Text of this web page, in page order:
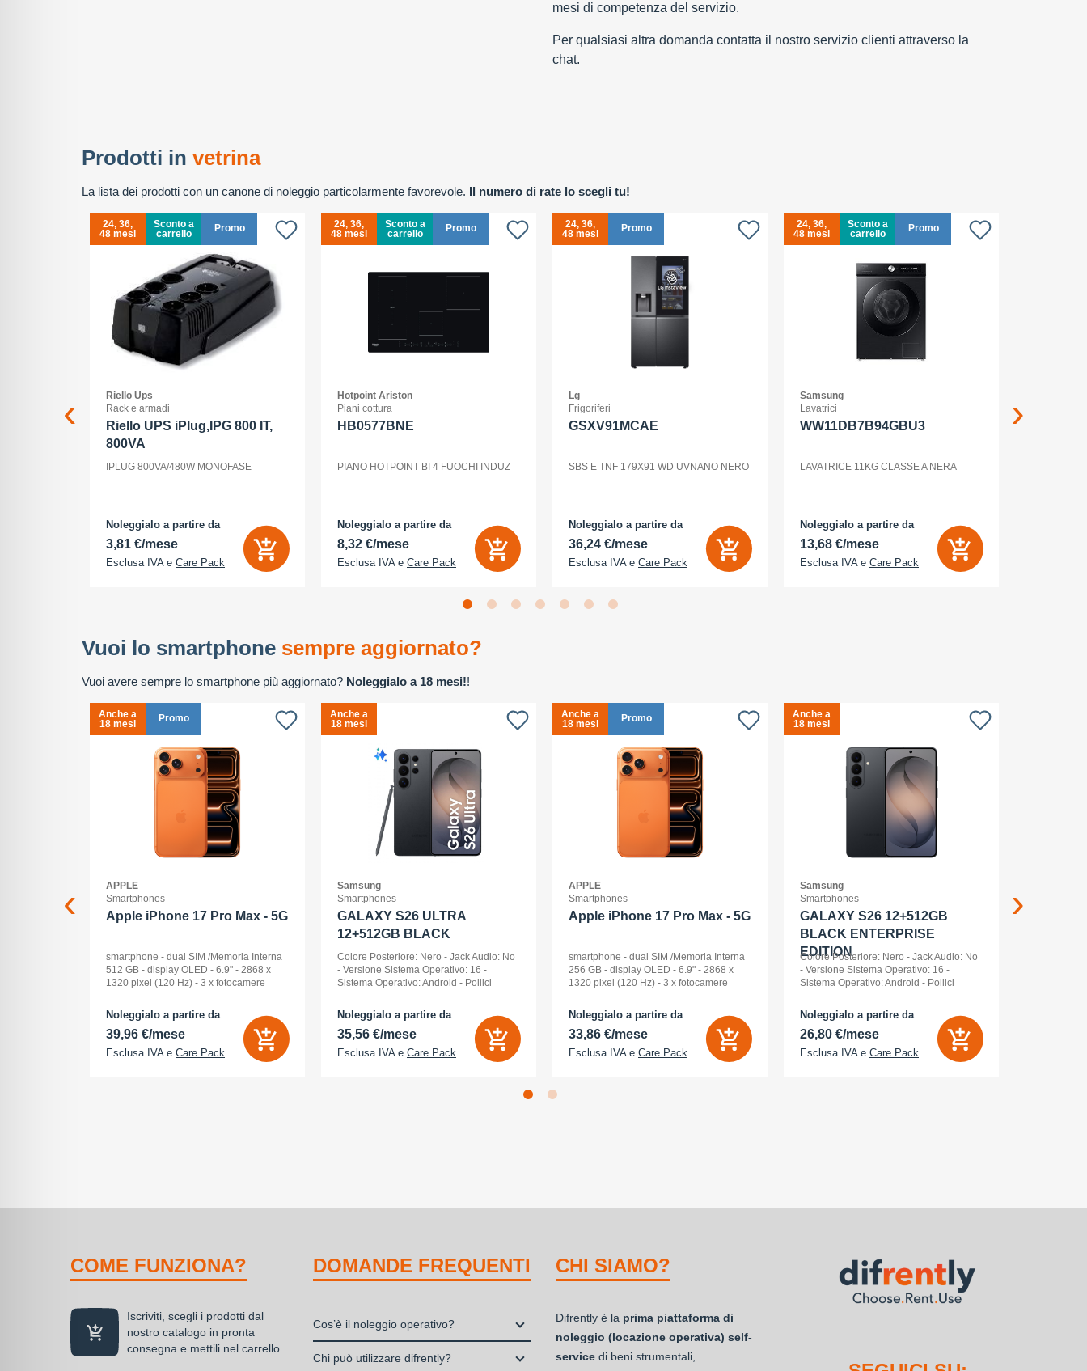
mesi di competenza del servizio.
Per qualsiasi altra domanda contatta il nostro servizio clienti attraverso la
chat.
Prodotti in vetrina
La lista dei prodotti con un canone di noleggio particolarmente favorevole. Il numero di rate lo scegli tu!
24, 36,
48 mesi
Sconto a
carrello
Promo
Riello Ups
Rack e armadi
Riello UPS iPlug,IPG 800 IT,
800VA
IPLUG 800VA/480W MONOFASE
Noleggialo a partire da
3,81 €/mese
Esclusa IVA e Care Pack
24, 36,
48 mesi
Sconto a
carrello
Promo
Hotpoint Ariston
Piani cottura
HB0577BNE
PIANO HOTPOINT BI 4 FUOCHI INDUZ
Noleggialo a partire da
8,32 €/mese
Esclusa IVA e Care Pack
24, 36,
48 mesi
Promo
Lg
Frigoriferi
GSXV91MCAE
SBS E TNF 179X91 WD UVNANO NERO
Noleggialo a partire da
36,24 €/mese
Esclusa IVA e Care Pack
24, 36,
48 mesi
Sconto a
carrello
Promo
Samsung
Lavatrici
WW11DB7B94GBU3
LAVATRICE 11KG CLASSE A NERA
Noleggialo a partire da
13,68 €/mese
Esclusa IVA e Care Pack
Vuoi lo smartphone sempre aggiornato?
Vuoi avere sempre lo smartphone più aggiornato? Noleggialo a 18 mesi!!
Anche a
18 mesi
Promo
APPLE
Smartphones
Apple iPhone 17 Pro Max - 5G
smartphone - dual SIM /Memoria Interna
512 GB - display OLED - 6.9" - 2868 x
1320 pixel (120 Hz) - 3 x fotocamere
camera 18 Megapixel - arancione
cosmico
Noleggialo a partire da
39,96 €/mese
Esclusa IVA e Care Pack
Anche a
18 mesi
Samsung
Smartphones
GALAXY S26 ULTRA
12+512GB BLACK
Colore Posteriore: Nero - Jack Audio: No
- Versione Sistema Operativo: 16 -
Sistema Operativo: Android - Pollici
AMOLED 2x - Memoria Interna (ROM):
512 GB - Espandibile fino a: 0 GB - Dual
Noleggialo a partire da
35,56 €/mese
Esclusa IVA e Care Pack
Anche a
18 mesi
Promo
APPLE
Smartphones
Apple iPhone 17 Pro Max - 5G
smartphone - dual SIM /Memoria Interna
256 GB - display OLED - 6.9" - 2868 x
1320 pixel (120 Hz) - 3 x fotocamere
camera 18 Megapixel - arancione
cosmico
Noleggialo a partire da
33,86 €/mese
Esclusa IVA e Care Pack
Anche a
18 mesi
Samsung
Smartphones
GALAXY S26 12+512GB
BLACK ENTERPRISE
EDITION
Colore Posteriore: Nero - Jack Audio: No
- Versione Sistema Operativo: 16 -
Sistema Operativo: Android - Pollici
- Memoria Interna (ROM): 512 GB -
Espandibile fino a: 0 GB - Dual Sim: Sì
Noleggialo a partire da
26,80 €/mese
Esclusa IVA e Care Pack
COME FUNZIONA?
Iscriviti, scegli i prodotti dal
nostro catalogo in pronta
consegna e mettili nel carrello.
DOMANDE FREQUENTI
Cos’è il noleggio operativo?
Il noleggio, o locazione operativa, è una
Chi può utilizzare difrently?
CHI SIAMO?
Difrently è la prima piattaforma di
noleggio (locazione operativa) self-
service di beni strumentali,